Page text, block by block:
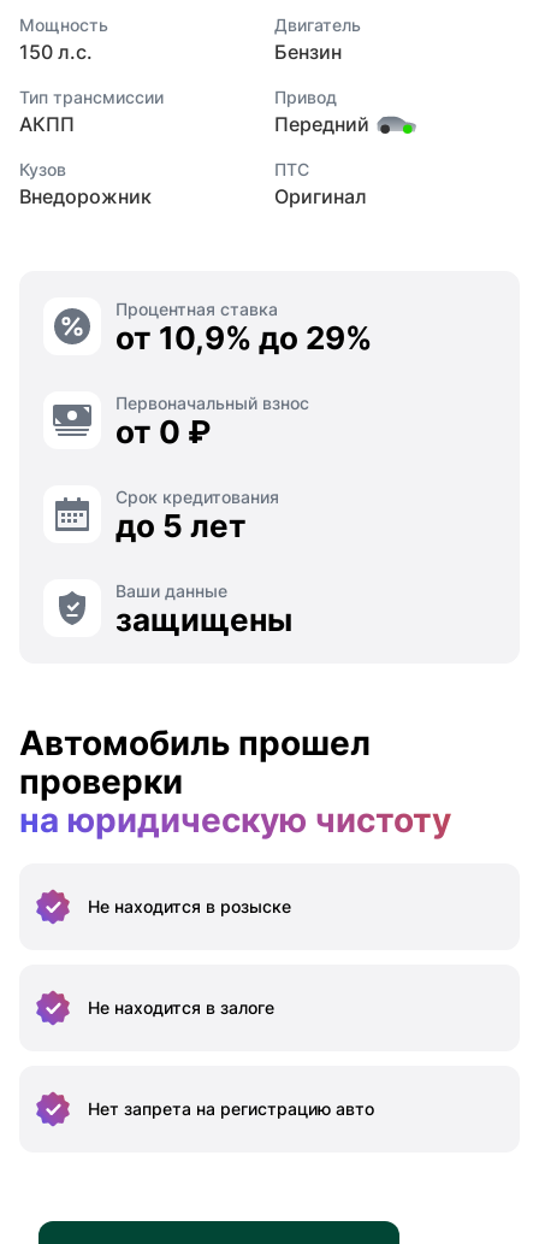
Мощность
150 л.с.
Двигатель
Бензин
Тип трансмиссии
АКПП
Привод
Передний
Кузов
Внедорожник
ПТС
Оригинал
Процентная ставка
от 10,9% до 29%
Первоначальный взнос
от 0 ₽
Срок кредитования
до 5 лет
Ваши данные
защищены
Автомобиль прошел
проверки
на юридическую чистоту
Не находится в розыске
Не находится в залоге
Нет запрета на регистрацию авто